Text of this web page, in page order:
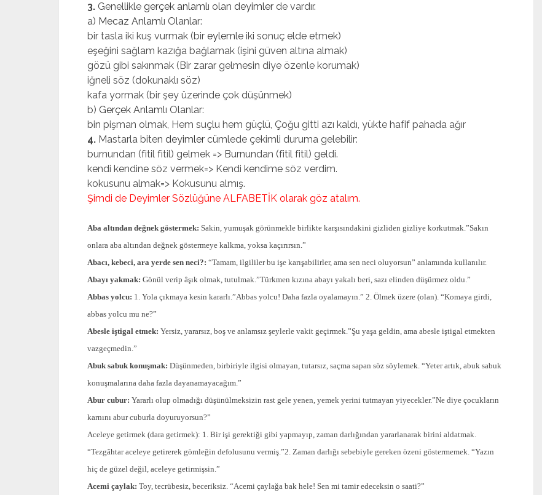
3. Genellikle gerçek an­lamlı olan deyimler de vardır.
a) Mecaz Anlamlı Olanlar:
bir tasla iki kuş vurmak (bir eylemle iki sonuç elde etmek)
eşeğini sağlam kazığa bağlamak (işini güven altına almak)
gözü gibi sakınmak (Bir zarar gelmesin diye özenle korumak)
iğneli söz (dokunaklı söz)
kafa yormak (bir şey üzerinde çok düşünmek)
b) Gerçek Anlamlı Olanlar:
bin pişman olmak, Hem suçlu hem güçlü, Çoğu gitti azı kaldı, yükte hafif pahada ağır
4. Mastarla biten deyimler cümlede çekimli duruma gelebilir:
burnundan (fitil fitil) gelmek => Burnundan (fitil fitil) geldi.
kendi kendine söz vermek=> Kendi kendime söz verdim.
kokusunu almak=> Kokusunu almış.
Şimdi de Deyimler Sözlüğüne ALFABETİK olarak göz atalım.
Aba altından değnek göstermek: Sakin, yumuşak görünmekle birlikte karşısındakini gizliden gizliye korkutmak.”Sakın
onlara aba altından değnek göstermeye kalkma, yoksa kaçırırsın.”
Abacı, kebeci, ara yerde sen neci?: “Tamam, ilgililer bu işe karışabilirler, ama sen neci oluyorsun” anlamında kullanılır.
Abayı yakmak: Gönül verip âşık olmak, tutulmak.”Türkmen kızına abayı yakalı beri, sazı elinden düşürmez oldu.”
Abbas yolcu: 1. Yola çıkmaya kesin kararlı.”Abbas yolcu! Daha fazla oyalamayın.” 2. Ölmek üzere (olan). “Komaya girdi,
abbas yolcu mu ne?”
Abesle iştigal etmek: Yersiz, yararsız, boş ve anlamsız şeylerle vakit geçirmek.”Şu yaşa geldin, ama abesle iştigal etmekten
vazgeçmedin.”
Abuk sabuk konuşmak: Düşünmeden, birbiriyle ilgisi olmayan, tutarsız, saçma sapan söz söylemek. “Yeter artık, abuk sabuk
konuşmalarına daha fazla dayanamayacağım.”
Abur cubur: Yararlı olup olmadığı düşünülmeksizin rast gele yenen, yemek yerini tutmayan yiyecekler.”Ne diye çocukların
karnını abur cuburla doyuruyorsun?”
Aceleye getirmek (dara getirmek): 1. Bir işi gerektiği gibi yapmayıp, zaman darlığından yararlanarak birini aldatmak.
“Tezgâhtar aceleye getirerek gömleğin defolusunu vermiş.”2. Zaman darlığı sebebiyle gereken özeni göstermemek. “Yazın
hiç de güzel değil, aceleye getirmişsin.”
Acemi çaylak: Toy, tecrübesiz, beceriksiz. “Acemi çaylağa bak hele! Sen mi tamir edeceksin o saati?”